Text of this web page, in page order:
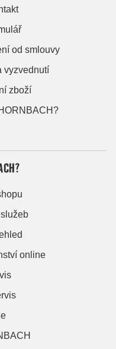
od smlouvy
vyzvednutí
zboží
online